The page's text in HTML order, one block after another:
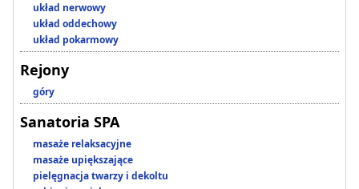
układ nerwowy
układ oddechowy
układ pokarmowy
Rejony
góry
Sanatoria SPA
masaże relaksacyjne
masaże upiększające
pielęgnacja twarzy i dekoltu